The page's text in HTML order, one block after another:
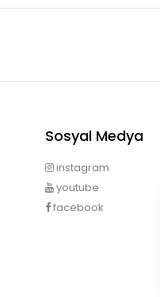
Sosyal Medya
instagram
youtube
facebook